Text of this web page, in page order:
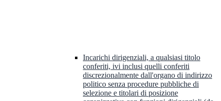
Incarichi dirigenziali, a qualsiasi titolo
conferiti, ivi inclusi quelli conferiti
discrezionalmente dall'organo di indirizzo
politico senza procedure pubbliche di
selezione e titolari di posizione